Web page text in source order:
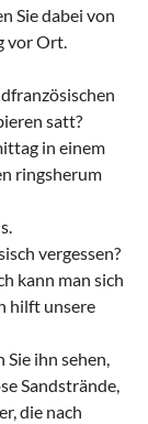
Sie dabei von
vor Ort.
satt?
in einem
ringsherum
vergessen?
kann man sich
hilft unsere
ihn sehen,
Sandstrände,
die nach